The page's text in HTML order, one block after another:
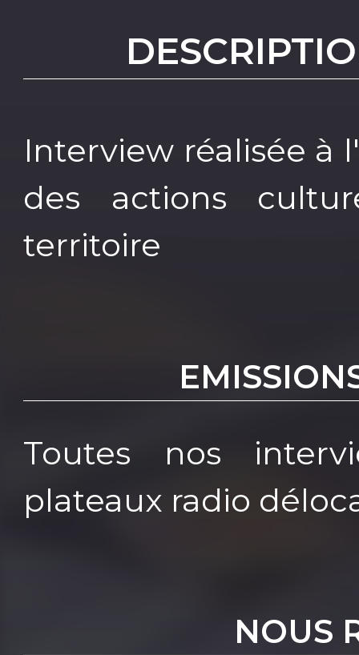
Interview réalisée à
des actions
territoire
Toutes nos
plateaux radio
NOUS